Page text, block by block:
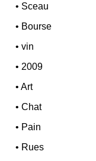
• Sceau
• Bourse
•vin
• 2009
•Art
•Chat
• Pain
• Rues